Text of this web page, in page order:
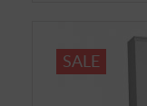
SALE